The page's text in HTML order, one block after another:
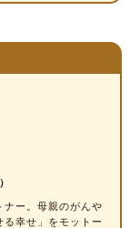
ナー。母親のがんや
幸せ」をモットー